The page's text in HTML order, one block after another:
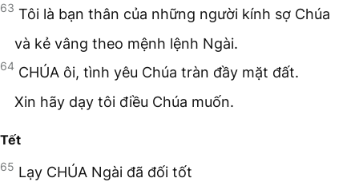
63 Tôi là bạn thân của những người kính sợ Chúa
và kẻ vâng theo mệnh lệnh Ngài.
64 CHÚA ôi, tình yêu Chúa tràn đầy mặt đất.
Xin hãy dạy tôi điều Chúa muốn.
Tết
65 Lạy CHÚA Ngài đã đối tốt